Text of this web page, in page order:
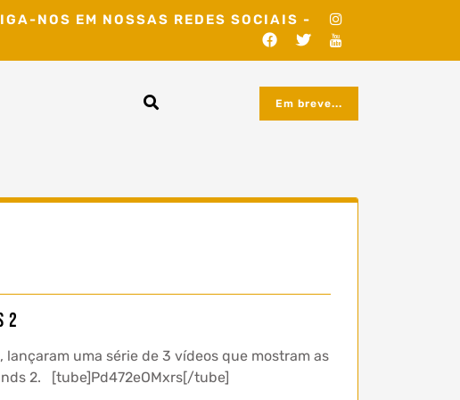
NOS EM NOSSAS REDES SOCIAIS -
Em breve...
2
uma série de 3 vídeos que mostram as
2. [tube]Pd472eOMxrs[/tube]